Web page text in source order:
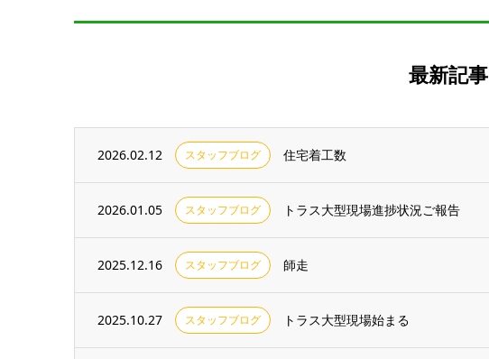
最新記事
2026.02.12 スタッフブログ 住宅着工数
2026.01.05 スタッフブログ トラス大型現場進捗状況ご報告
2025.12.16 スタッフブログ 師走
2025.10.27 スタッフブログ トラス大型現場始まる